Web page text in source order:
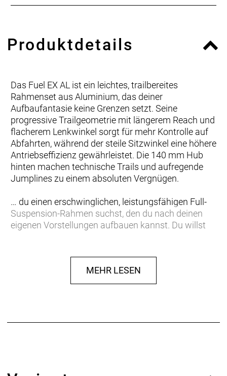
Produktdetails
Das Fuel EX AL ist ein leichtes, trailbereites
Rahmenset aus Aluminium, das deiner
Aufbaufantasie keine Grenzen setzt. Seine
progressive Trailgeometrie mit längerem Reach und
flacherem Lenkwinkel sorgt für mehr Kontrolle auf
Abfahrten, während der steile Sitzwinkel eine höhere
Antriebseffizienz gewährleistet. Die 140 mm Hub
hinten machen technische Trails und aufregende
Jumplines zu einem absoluten Vergnügen.
… du einen erschwinglichen, leistungsfähigen Full-
Suspension-Rahmen suchst, den du nach deinen
eigenen Vorstellungen aufbauen kannst. Du willst
problemlos klarkommt.
Einen leichten Aluminiumrahmen mit interner
MEHR LESEN